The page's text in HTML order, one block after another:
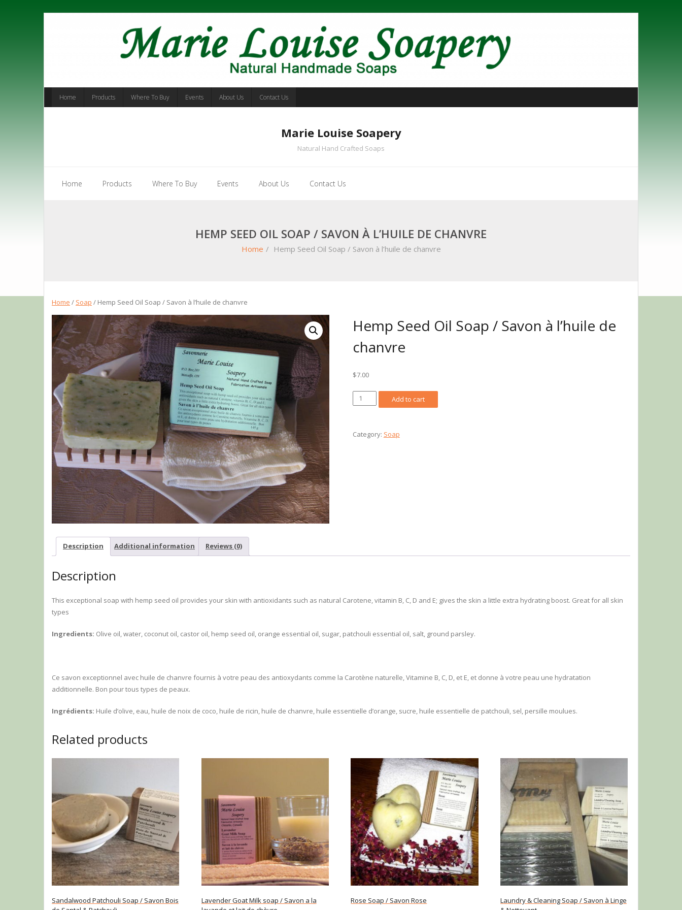
Home Products Where To Buy Events About Us Contact Us
Marie Louise Soapery
Natural Hand Crafted Soaps
Home Products Where To Buy Events About Us Contact Us
HEMP SEED OIL SOAP / SAVON À L’HUILE DE CHANVRE
Home / Hemp Seed Oil Soap / Savon à l’huile de chanvre
Home / Soap / Hemp Seed Oil Soap / Savon à l’huile de chanvre
Hemp Seed Oil Soap / Savon à l’huile de
chanvre
$7.00
Hemp
Seed
Soap
Add to cart
Category: Soap
Description Additional information Reviews (0)
Description
This exceptional soap with hemp seed oil provides your skin with antioxidants such as natural Carotene, vitamin B, C, D and E; gives the skin a little extra hydrating boost. Great for all skin
types
Ingredients: Olive oil, water, coconut oil, castor oil, hemp seed oil, orange essential oil, sugar, patchouli essential oil, salt, ground parsley.
Ce savon exceptionnel avec huile de chanvre fournis à votre peau des antioxydants comme la Carotène naturelle, Vitamine B, C, D, et E, et donne à votre peau une hydratation
additionnelle. Bon pour tous types de peaux.
Ingrédients: Huile d’olive, eau, huile de noix de coco, huile de ricin, huile de chanvre, huile essentielle d’orange, sucre, huile essentielle de patchouli, sel, persille moulues.
Related products
Sandalwood Patchouli Soap / Savon Bois
Lavender Goat Milk soap / Savon a la
Rose Soap / Savon Rose
Laundry & Cleaning Soap / Savon à Linge